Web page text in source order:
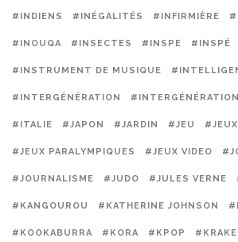
#INDIENS #INÉGALITÉS #INFIRMIÈRE
#INOUQA #INSECTES #INSPE #INSPÉ
#INSTRUMENT DE MUSIQUE
#INTERGÉNÉRATION
#ITALIE #JAPON #JARDIN #JEU
#JEUX PARALYMPIQUES #JEUX VIDEO
#JOURNALISME #JUDO #JULES VERNE
#KANGOUROU #KATHERINE JOHNSON
#KOOKABURRA #KORA #KPOP